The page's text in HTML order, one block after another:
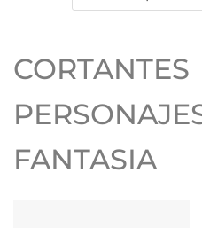
CORTANTES
FANTASIA